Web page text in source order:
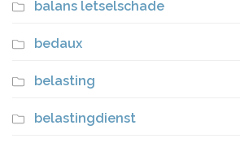
balans letselschade
bedaux
belasting
belastingdienst